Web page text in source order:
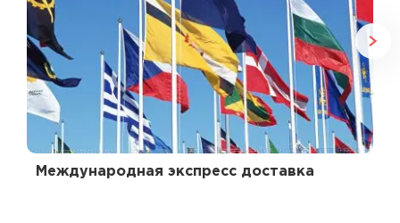
Международная экспресс доставка